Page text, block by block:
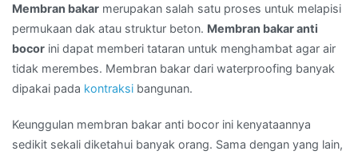
Membran bakar merupakan salah satu proses untuk melapisi
permukaan dak atau struktur beton. Membran bakar anti
bocor ini dapat memberi tataran untuk menghambat agar air
tidak merembes. Membran bakar dari waterproofing banyak
dipakai pada kontraksi bangunan.
Keunggulan membran bakar anti bocor ini kenyataannya
sedikit sekali diketahui banyak orang. Sama dengan yang lain,